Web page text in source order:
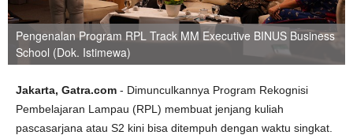
Pengenalan Program RPL Track MM Executive BINUS Business
School (Dok. Istimewa)
Jakarta, Gatra.com - Dimunculkannya Program Rekognisi
Pembelajaran Lampau (RPL) membuat jenjang kuliah
pascasarjana atau S2 kini bisa ditempuh dengan waktu singkat.